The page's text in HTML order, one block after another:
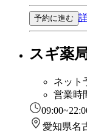
予約に進む
スギ薬
ネット
営業時
愛知県名